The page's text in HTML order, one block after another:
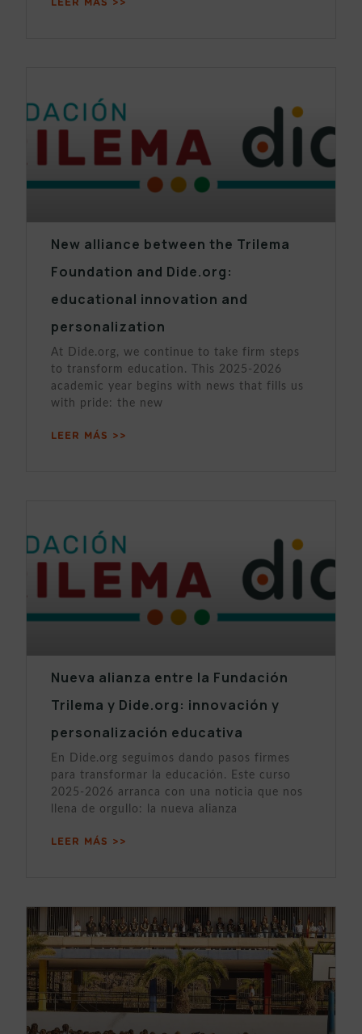
LEER MÁS >>
New alliance between the Trilema
Foundation and Dide.org:
educational innovation and
personalization
At Dide.org, we continue to take firm steps
to transform education. This 2025-2026
academic year begins with news that fills us
with pride: the new
LEER MÁS >>
Nueva alianza entre la Fundación
Trilema y Dide.org: innovación y
personalización educativa
En Dide.org seguimos dando pasos firmes
para transformar la educación. Este curso
2025-2026 arranca con una noticia que nos
llena de orgullo: la nueva alianza
LEER MÁS >>